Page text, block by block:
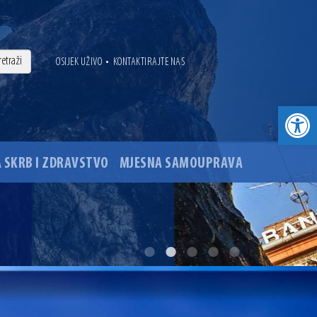
OSIJEK UŽIVO • KONTAKTIRAJTE NAS
SKRB I ZDRAVSTVO MJESNA SAMOUPRAVA
glavnog osječkog Trga Ante Starčevića